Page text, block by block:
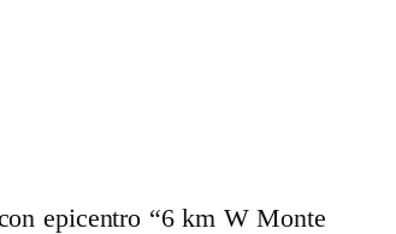
epicentro “6 km W Monte